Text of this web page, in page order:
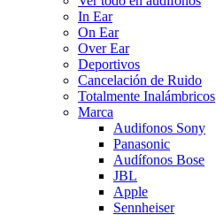
In Ear
On Ear
Over Ear
Deportivos
Cancelación de Ruido
Totalmente Inalámbricos
Marca
Audifonos Sony
Panasonic
Audífonos Bose
JBL
Apple
Sennheiser